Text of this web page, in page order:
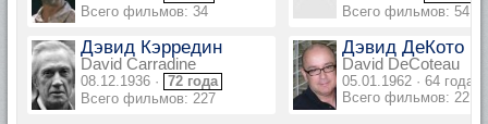
Всего фильмов: 34
Всего фильмов: 541
Дэвид Кэрредин
David Carradine
08.12.1936 · 72 года
Всего фильмов: 227
Дэвид ДеКото
David DeCoteau
05.01.1962 · 64 года
Всего фильмов: 221